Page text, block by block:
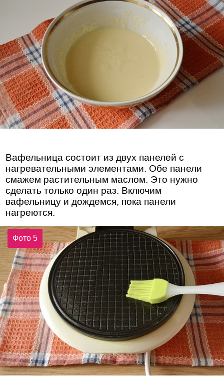
Вафельница состоит из двух панелей с
нагревательными элементами. Обе панели
смажем растительным маслом. Это нужно
сделать только один раз. Включим
вафельницу и дождемся, пока панели
нагреются.
Фото 5